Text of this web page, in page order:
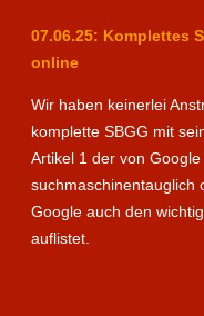
07.06.25: Komplettes
online
Wir haben keinerlei
komplette SBGG mit
Artikel 1 der von
suchmaschinentauglich
Google auch den
auflistet.